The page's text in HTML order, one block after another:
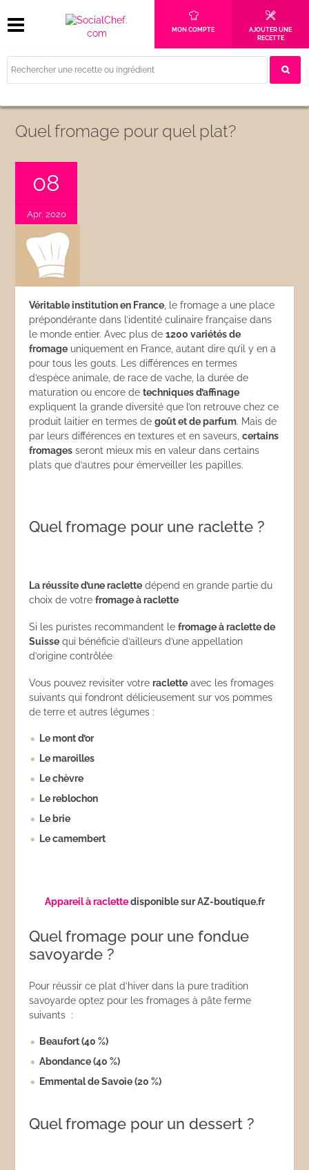
MON COMPTE
AJOUTER UNE
RECETTE
Quel fromage pour quel plat?
08
Apr, 2020
Véritable institution en France , le fromage a une place
prépondérante dans l’identité culinaire française dans
le monde entier. Avec plus de1200 variétés de
fromage uniquement en France, autant dire qu’il y en a
pour tous les gouts. Les différences en termes
d’espèce animale, de race de vache, la durée de
maturation ou encore detechniques d’affinage
expliquent la grande diversité que l’on retrouve chez ce
produit laitier en termes degoût et de parfum. Mais de
par leurs différences en textures et en saveurs,certains
fromages seront mieux mis en valeur dans certains
plats que d’autres pour émerveiller les papilles.
Quel fromage pour une raclette ?
La réussite d’une raclette dépend en grande partie du
choix de votrefromage à raclette
Si les puristes recommandent lefromage à raclette de
Suisse qui bénéficie d’ailleurs d’une appellation
d’origine contrôlée
Vous pouvez revisiter votreraclette avec les fromages
suivants qui fondront délicieusement sur vos pommes
de terre et autres légumes :
Le mont d’or
Le maroilles
Le chèvre
Le reblochon
Le brie
Le camembert
Appareil à raclettedisponible sur AZ-boutique.fr
Quel fromage pour une fondue
savoyarde ?
Pour réussir ce plat d’hiver dans la pure tradition
savoyarde optez pour les fromages à pâte ferme
suivants :
Beaufort (40 %)
Abondance (40 %)
Emmental de Savoie (20 %)
Quel fromage pour un dessert ?